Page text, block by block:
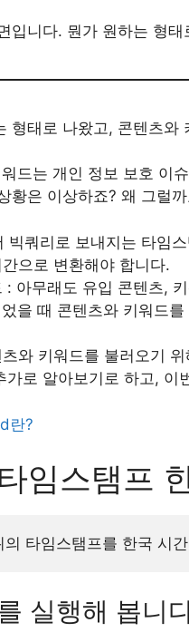
입니다. 뭔가 원하는 형
형태로 나왔고, 콘텐츠와
드는 개인 정보 보호 이
황은 이상하죠? 왜 그럴
빅쿼리로 보내지는 타임
으로 변환해야 합니다.
: 아무래도 유입 콘텐츠,
을 때 콘텐츠와 키워드
와 키워드를 불러오기 위
가로 알아보기로 하고,
란?
임스탬프
타임스탬프를 한국 시
실행해 봅니